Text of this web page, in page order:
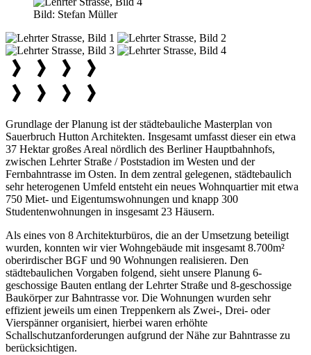
Bild: Stefan Müller
Grundlage der Planung ist der städtebauliche Masterplan von
Sauerbruch Hutton Architekten. Insgesamt umfasst dieser ein etwa
37 Hektar großes Areal nördlich des Berliner Hauptbahnhofs,
zwischen Lehrter Straße / Poststadion im Westen und der
Fernbahntrasse im Osten. In dem zentral gelegenen, städtebaulich
sehr heterogenen Umfeld entsteht ein neues Wohnquartier mit etwa
750 Miet- und Eigentumswohnungen und knapp 300
Studentenwohnungen in insgesamt 23 Häusern.
Als eines von 8 Architekturbüros, die an der Umsetzung beteiligt
wurden, konnten wir vier Wohngebäude mit insgesamt 8.700m²
oberirdischer BGF und 90 Wohnungen realisieren. Den
städtebaulichen Vorgaben folgend, sieht unsere Planung 6-
geschossige Bauten entlang der Lehrter Straße und 8-geschossige
Baukörper zur Bahntrasse vor. Die Wohnungen wurden sehr
effizient jeweils um einen Treppenkern als Zwei-, Drei- oder
Vierspänner organisiert, hierbei waren erhöhte
Schallschutzanforderungen aufgrund der Nähe zur Bahntrasse zu
berücksichtigen.